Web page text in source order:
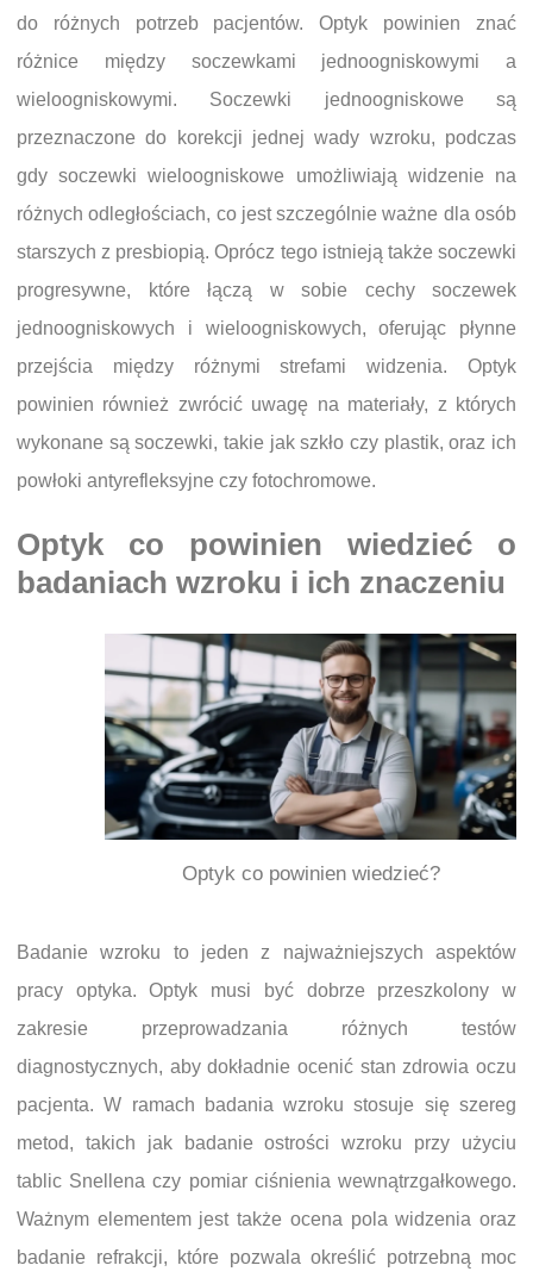
do różnych potrzeb pacjentów. Optyk powinien znać
różnice między soczewkami jednoogniskowymi a
wieloogniskowymi. Soczewki jednoogniskowe są
przeznaczone do korekcji jednej wady wzroku, podczas
gdy soczewki wieloogniskowe umożliwiają widzenie na
różnych odległościach, co jest szczególnie ważne dla osób
starszych z presbiopią. Oprócz tego istnieją także soczewki
progresywne, które łączą w sobie cechy soczewek
jednoogniskowych i wieloogniskowych, oferując płynne
przejścia między różnymi strefami widzenia. Optyk
powinien również zwrócić uwagę na materiały, z których
wykonane są soczewki, takie jak szkło czy plastik, oraz ich
powłoki antyrefleksyjne czy fotochromowe.
Optyk co powinien wiedzieć o
badaniach wzroku i ich znaczeniu
Optyk co powinien wiedzieć?
Badanie wzroku to jeden z najważniejszych aspektów
pracy optyka. Optyk musi być dobrze przeszkolony w
zakresie przeprowadzania różnych testów
diagnostycznych, aby dokładnie ocenić stan zdrowia oczu
pacjenta. W ramach badania wzroku stosuje się szereg
metod, takich jak badanie ostrości wzroku przy użyciu
tablic Snellena czy pomiar ciśnienia wewnątrzgałkowego.
Ważnym elementem jest także ocena pola widzenia oraz
badanie refrakcji, które pozwala określić potrzebną moc